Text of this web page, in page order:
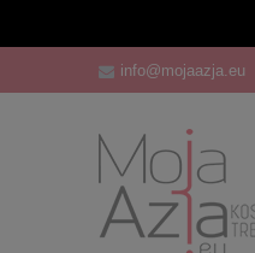
info@mojaazja.eu